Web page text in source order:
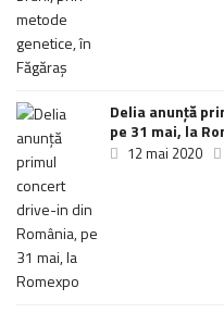
Delia anunţă
pe 31 mai, la
12 mai 2020